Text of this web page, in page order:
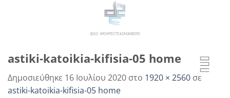
astiki-katoikia-kifisia-05 home
Δημοσιεύθηκε 16 Ιουλίου 2020 στο 1920 × 2560 σε
astiki-katoikia-kifisia-05 home